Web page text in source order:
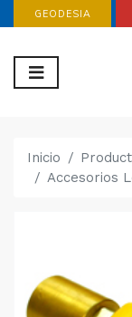
GEODESIA
Inicio
Accesorios